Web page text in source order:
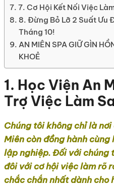
7. Cơ Hội Kết Nối Việc
8. Đừng Bỏ Lỡ 2 Suất Ưu
Tháng 10!
AN MIÊN SPA GIỮ GÌN
KHOẺ
1. Học Viện An
Trợ Việc Làm
Chúng tôi không chỉ là
Miên còn đồng hành
lập nghiệp. Đối với chúng
đôi với cơ hội việc làm rõ
chắc chắn nhất dành cho